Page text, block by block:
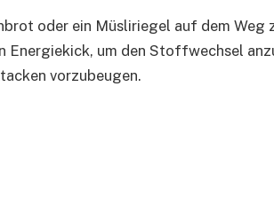
oder ein Müsliriegel auf dem Weg
Energiekick, um den Stoffwechsel
vorzubeugen.